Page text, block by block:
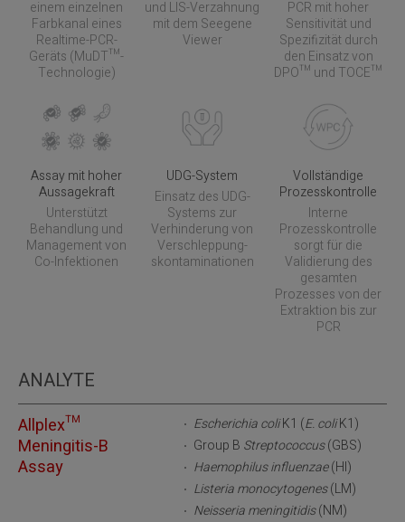
einem einzelnen
Farbkanal eines
Realtime-PCR-
Geräts (MuDT™-
Technologie)
und LIS-Verzahnung
mit dem Seegene
Viewer
PCR mit hoher
Sensitivität und
Spezifizität durch
den Einsatz von
DPO™ und TOCE™
Assay mit hoher
Aussagekraft
Unterstützt
Behandlung und
Management von
Co-Infektionen
UDG-System
Einsatz des UDG-
Systems zur
Verhinderung von
Verschleppung-
skontaminationen
Vollständige
Prozesskontrolle
Interne
Prozesskontrolle
sorgt für die
Validierung des
gesamten
Prozesses von der
Extraktion bis zur
PCR
ANALYTE
Allplex™
Meningitis-B
Assay
Escherichia coliK1 (E. coliK1)
Group B Streptococcus(GBS)
Haemophilus influenzae(HI)
Listeria monocytogenes(LM)
Neisseria meningitidis(NM)